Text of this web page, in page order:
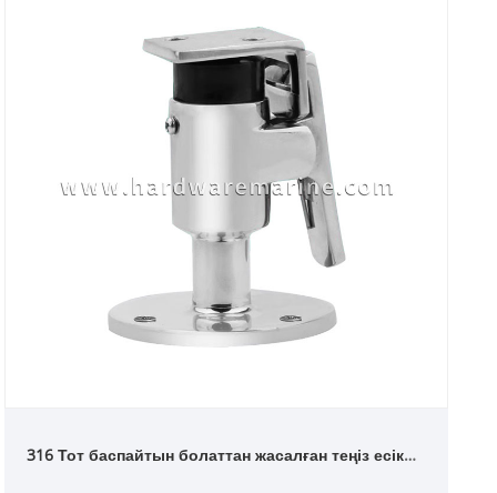
316 Тот баспайтын болаттан жасалған теңіз есік